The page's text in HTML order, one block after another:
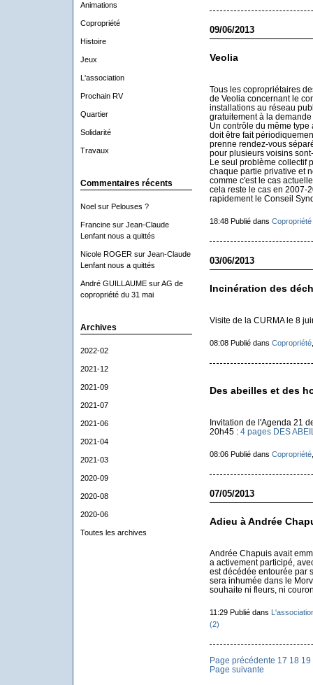
Animations
Copropriété
Histoire
Jeux
L'association
Prochain RV
Quartier
Solidarité
Travaux
Commentaires récents
Noelsur Pelouses ?
Francinesur Jean-Claude
Lenfant nous a quittés
Nicole ROGERsur Jean-Claude
Lenfant nous a quittés
André GUILLAUMEsurAG de
copropriété du 31 mai
Archives
2022-02
2021-12
2021-09
2021-07
2021-06
2021-04
2021-03
2020-09
2020-08
2020-06
Toutes les archives
09/06/2013
Veolia
Tous les copropriétaires
de Veolia concernant le
installations au réseau
gratuitement à la
Un contrôle du même
doit être fait
prenne rendez-vous
pour plusieurs voisins
Le seul problème collectif
chaque partie privative et
comme c'est le cas
cela reste le cas en 2007-
rapidement le Conseil
18:48 Publié dans Copropriété
03/06/2013
Incinération des
Visite de la CURMA le 8
08:08 Publié dans Copropriété
Des abeilles et des
Invitation de l'Agenda 21
20h45 : 4 pages DES
08:06 Publié dans Copropriété
07/05/2013
Adieu à Andrée
Andrée Chapuis avait
a activement participé,
est décédée entourée par
sera inhumée dans le
souhaite ni fleurs, ni
11:29 Publié dans
(2)
Page précédente 17 18 19
Page suivante